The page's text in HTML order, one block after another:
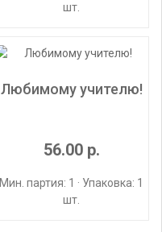
шт.
Любимому учителю!
56.00 р.
Мин. партия: 1 · Упаковка: 1
шт.